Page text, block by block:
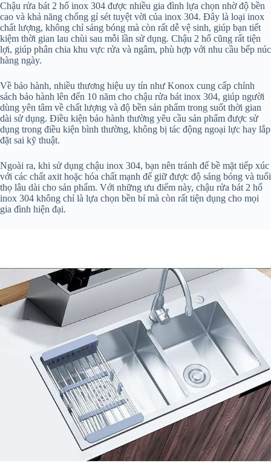
Chậu rửa bát 2 hố inox 304 được nhiều gia đình lựa chọn nhờ độ bền
cao và khả năng chống gỉ sét tuyệt vời của inox 304. Đây là loại inox
chất lượng, không chỉ sáng bóng mà còn rất dễ vệ sinh, giúp bạn tiết
kiệm thời gian lau chùi sau mỗi lần sử dụng. Chậu 2 hố cũng rất tiện
lợi, giúp phân chia khu vực rửa và ngâm, phù hợp với nhu cầu bếp núc
hàng ngày.
Về bảo hành, nhiều thương hiệu uy tín như Konox cung cấp chính
sách bảo hành lên đến 10 năm cho chậu rửa bát inox 304, giúp người
dùng yên tâm về chất lượng và độ bền sản phẩm trong suốt thời gian
dài sử dụng. Điều kiện bảo hành thường yêu cầu sản phẩm được sử
dụng trong điều kiện bình thường, không bị tác động ngoại lực hay lắp
đặt sai kỹ thuật.
Ngoài ra, khi sử dụng chậu inox 304, bạn nên tránh để bề mặt tiếp xúc
với các chất axit hoặc hóa chất mạnh để giữ được độ sáng bóng và tuổi
thọ lâu dài cho sản phẩm. Với những ưu điểm này, chậu rửa bát 2 hố
inox 304 không chỉ là lựa chọn bền bỉ mà còn rất tiện dụng cho mọi
gia đình hiện đại.